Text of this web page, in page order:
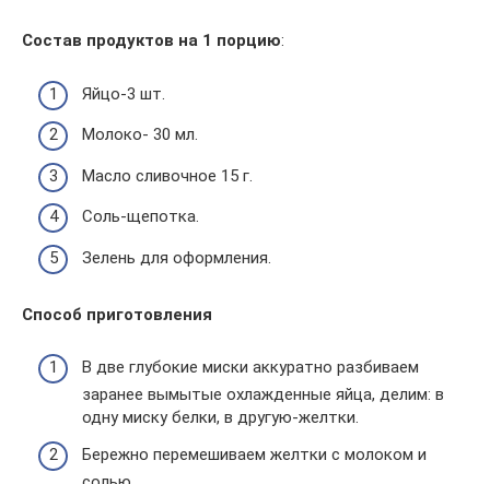
Состав продуктов на 1 порцию:
Яйцо-3 шт.
Молоко- 30 мл.
Масло сливочное 15 г.
Соль-щепотка.
Зелень для оформления.
Способ приготовления
В две глубокие миски аккуратно разбиваем
заранее вымытые охлажденные яйца, делим: в
одну миску белки, в другую-желтки.
Бережно перемешиваем желтки с молоком и